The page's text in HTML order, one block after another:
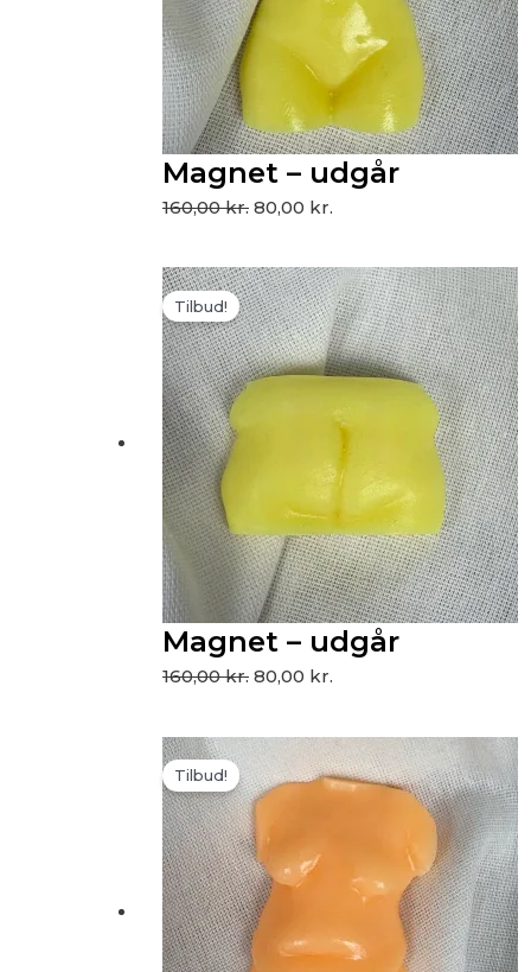
Magnet – udgår
160,00kr. 80,00 kr.
Tilbud!
Magnet – udgår
160,00kr.
Den
oprindelige
pris
var:
80,00 kr.
Den
aktuelle
pris
er:
80,00 kr..
Tilbud!
Den
oprindelige
pris
var:
160,00 kr..
Den
aktuelle
80,00 kr..